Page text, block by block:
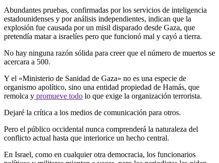
Abundantes pruebas, confirmadas por los servicios de inteligencia
estadounidenses y por análisis independientes, indican que la
explosión fue causada por un misil disparado desde Gaza, que
pretendía matar a israelíes pero que funcionó mal y cayó a tierra.
No hay ninguna razón sólida para creer que el número de muertos se
acercara a 500.
Y el «Ministerio de Sanidad de Gaza» no es una especie de
organismo apolítico, sino una entidad propiedad de Hamás, que
remolca y promueve todo lo que exige la organización terrorista.
Dejaré la crítica a los medios de comunicación para otros.
Pero el público occidental nunca comprenderá la naturaleza del
conflicto actual hasta que interiorice un hecho central.
En Israel, como en cualquier otra democracia, los funcionarios